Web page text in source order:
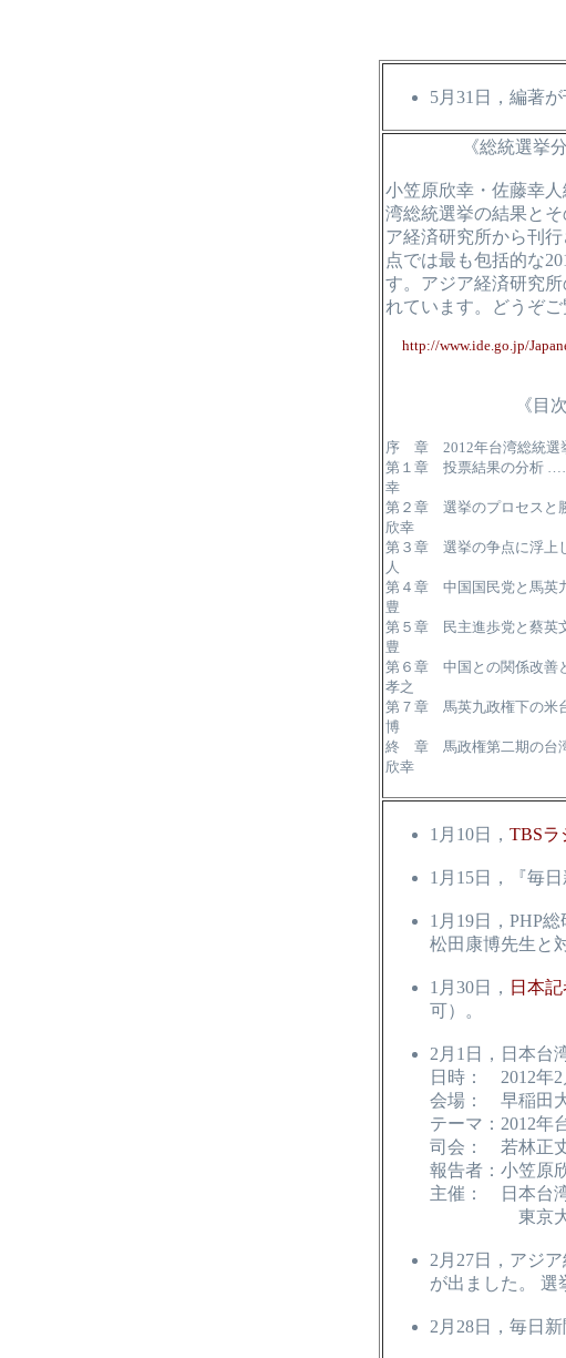
5月31日，編著
《総統選挙
小笠原欣幸・佐藤幸
湾総統選挙の結果と
ア経済研究所から刊
点では最も包括的な
す。アジア経済研究
れています。どうぞご
http://www.ide.go.jp/
《目
序 章 2012年台湾総統
第１章 投票結果の分
幸
第２章 選挙のプロセス
欣幸
第３章 選挙の争点に浮
人
第４章 中国国民党と
豊
第５章 民主進歩党と
豊
第６章 中国との関係改善
孝之
第７章 馬英九政権下
博
終 章 馬政権第二期の台
欣幸
1月10日， TBSラ
1月15日，『毎
1月19日，PHP
松田康博先生と
1月30日， 日本
可）。
2月1日，日本台
日時： 2012年2
会場： 早稲田
テーマ：2012年
司会： 若林正
報告者：小笠原
主催： 日本台
東京大学東
2月27日，アジ
が出ました。 選
2月28日，毎日新